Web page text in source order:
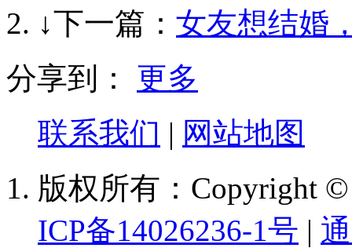
↓下一篇： 女友想结婚
分享到：
更多
联系我们 | 网站地图
版权所有：Copyright
ICP备14026236-1号 |